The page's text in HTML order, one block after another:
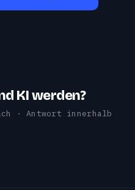
KI werden?
· Antwort innerhalb